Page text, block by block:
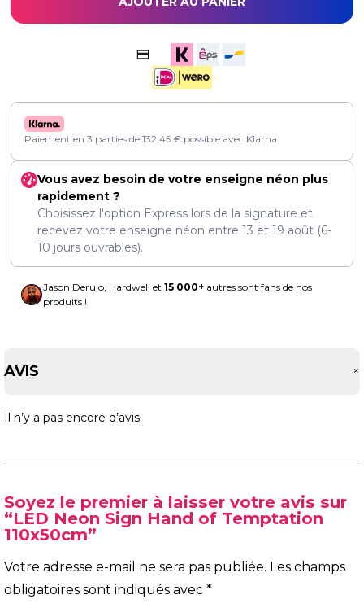
Paiement en 3 parties de 132,45 € possible avec Klarna.
Vous avez besoin de votre enseigne néon plus
rapidement ?
Choisissez l'option Express lors de la signature et
recevez votre enseigne néon entre 13 et 19 août (6-
10 jours ouvrables).
Jason Derulo, Hardwell et 15 000+ autres sont fans de nos
produits !
AVIS +
Il n’y a pas encore d’avis.
Soyez le premier à laisser votre avis sur
“LED Neon Sign Hand of Temptation
110x50cm”
Votre adresse e-mail ne sera pas publiée. Les champs
obligatoires sont indiqués avec *